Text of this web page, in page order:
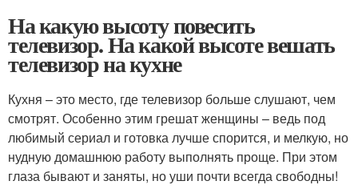
На какую высоту повесить
телевизор. На какой высоте вешать
телевизор на кухне
Кухня – это место, где телевизор больше слушают, чем
смотрят. Особенно этим грешат женщины – ведь под
любимый сериал и готовка лучше спорится, и мелкую, но
нудную домашнюю работу выполнять проще. При этом
глаза бывают и заняты, но уши почти всегда свободны!